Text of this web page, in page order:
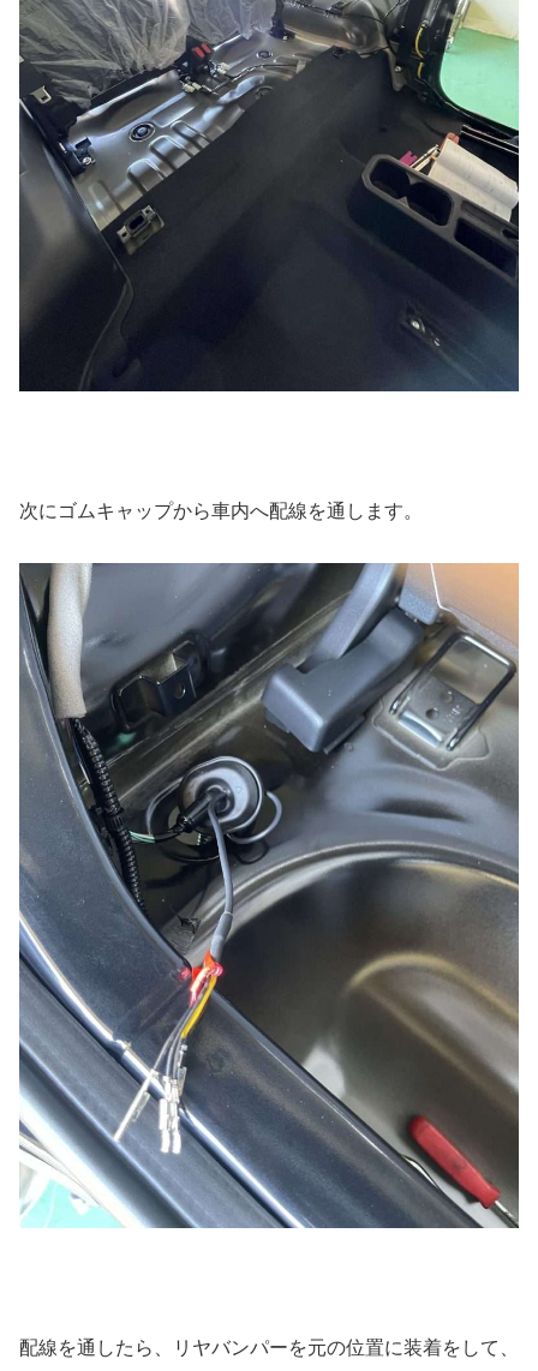
次にゴムキャップから車内へ配線を通します。
配線を通したら、リヤバンパーを元の位置に装着をして、